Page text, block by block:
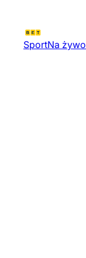
SportNa żywo